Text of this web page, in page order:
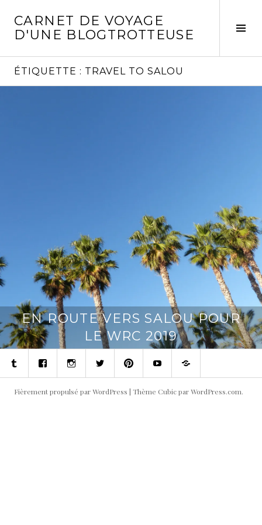
contenu
CARNET DE VOYAGE
D'UNE BLOGTROTTEUSE
ÉTIQUETTE : TRAVEL TO SALOU
EN ROUTE VERS SALOU POUR
LE WRC 2019
TumblrFacebookInstagramTwitterPinterestYoutubeContact
Fièrement propulsé par WordPress | Thème Cubic parWordPress.com.